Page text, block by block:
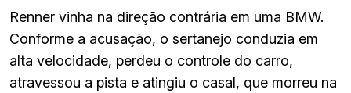
Renner vinha na direção contrária em uma BMW.
Conforme a acusação, o sertanejo conduzia em
alta velocidade, perdeu o controle do carro,
atravessou a pista e atingiu o casal, que morreu na